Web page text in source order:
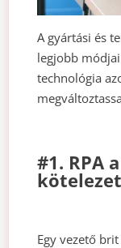
A gyártási és
legjobb
technológia
#1. RPA
Egy vezető